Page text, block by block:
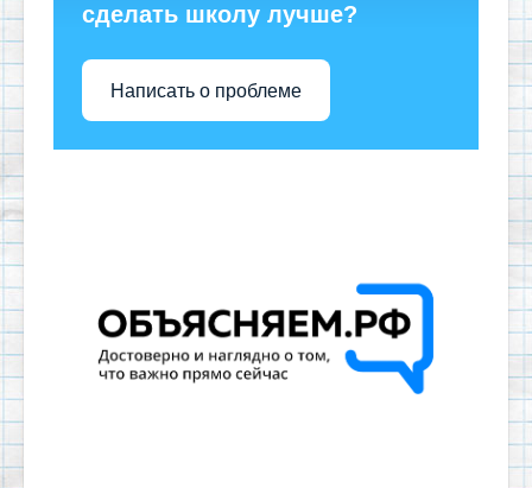
сделать школу лучше?
Написать о проблеме